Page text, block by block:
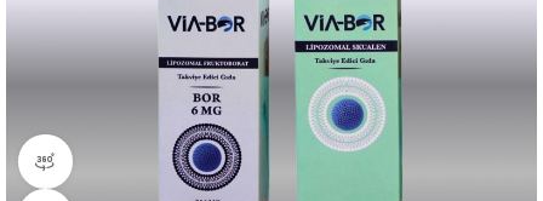
360 product view